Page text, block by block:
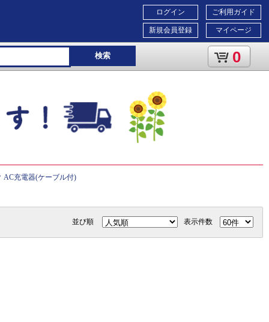
ご利用ガイド
マイページ
ログイン
新規会員登録
検索 0
AC充電器(ケーブル付)
並び順 表示件数